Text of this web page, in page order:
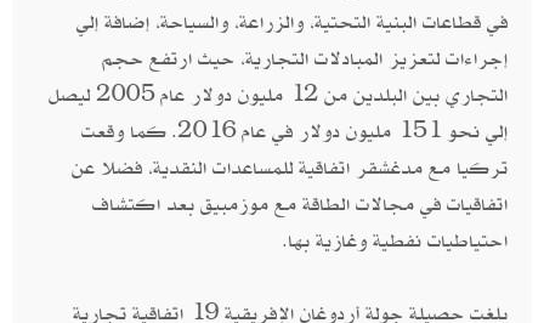
في قطاعات البنية التحتية،‮ ‬والزراعة،‮ ‬والسياحة،‮ ‬إضافة إلي
إجراءات لتعزيز المبادلات التجارية، حيث ارتفع حجم
التجاري بين البلدين من‮ ‬12‮ ‬مليون دولار عام‮ ‬2005‮ ‬ليصل
إلي نحو‮ ‬151‮ ‬مليون دولار في عام‮ ‬‭.‬2016‮ ‬كما وقعت
تركيا مع مدغشقر اتفاقية للمساعدات النقدية،‮ ‬فضلا عن
اتفاقيات في مجالات الطاقة مع موزمبيق بعد اكتشاف
احتياطيات نفطية وغازية بها‮.‬
بلغت حصيلة جولة أردوغان الإفريقية‮ ‬19‮ ‬اتفاقية تجارية